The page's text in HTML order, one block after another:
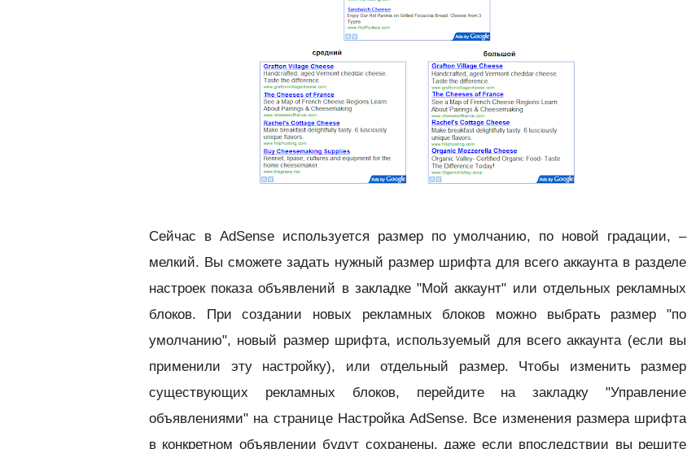
Сейчас в AdSense используется размер по умолчанию, по новой градации, –
мелкий. Вы сможете задать нужный размер шрифта для всего аккаунта в разделе
настроек показа объявлений в закладке "Мой аккаунт" или отдельных рекламных
блоков. При создании новых рекламных блоков можно выбрать размер "по
умолчанию", новый размер шрифта, используемый для всего аккаунта (если вы
применили эту настройку), или отдельный размер. Чтобы изменить размер
существующих рекламных блоков, перейдите на закладку "Управление
объявлениями" на странице Настройка AdSense. Все изменения размера шрифта
в конкретном объявлении будут сохранены, даже если впоследствии вы решите